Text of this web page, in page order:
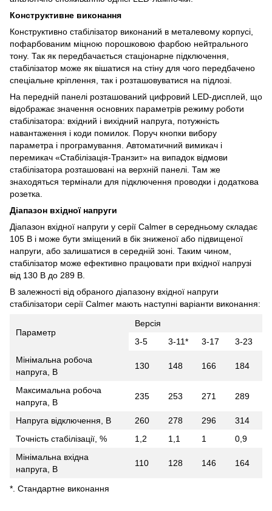
Конструктивне виконання
Конструктивно стабілізатор виконаний в металевому корпусі,
пофарбованим міцною порошковою фарбою нейтрального
тону. Так як передбачається стаціонарне підключення,
стабілізатор може як вішатися на стіну для чого передбачено
спеціальне кріплення, так і розташовуватися на підлозі.
На передній панелі розташований цифровий LED-дисплей, що
відображає значення основних параметрів режиму роботи
стабілізатора: вхідний і вихідний напруга, потужність
навантаження і коди помилок. Поруч кнопки вибору
параметра і програмування. Автоматичний вимикач і
перемикач «Стабілізація-Транзит» на випадок відмови
стабілізатора розташовані на верхній панелі. Там же
знаходяться термінали для підключення проводки і додаткова
розетка.
Діапазон вхідної напруги
Діапазон вхідної напруги у серії Calmer в середньому складає
105 В і може бути зміщений в бік зниженої або підвищеної
напруги, або залишатися в середній зоні. Таким чином,
стабілізатор може ефективно працювати при вхідної напрузі
від 130 В до 289 В.
В залежності від обраного діапазону вхідної напруги
стабілізатори серії Calmer мають наступні варіанти виконання:
Параметр
Версія
3-5
3-11* 3-17
3-23
Мінімальна робоча
напруга, В
130 148 166 184
Максимальна робоча
напруга, В
235 253 271 289
Напруга відключення, В 260 278 296
314
Точність стабілізації, %
1,2 1,1 1
0,9
Мінімальна вхідна
напруга, В
110 128 146 164
*. Стандартне виконання